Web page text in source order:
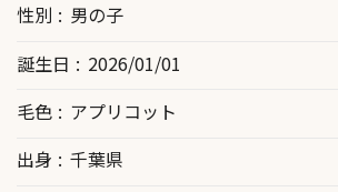
性別
男の子
誕生日
2026/01/01
毛色
アプリコット
出身
千葉県